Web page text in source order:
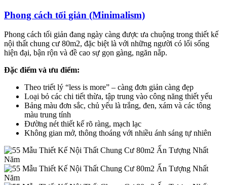
Phong cách tối giản (Minimalism)
Phong cách tối giản đang ngày càng được ưa chuộng trong thiết kế
nội thất chung cư 80m2, đặc biệt là với những người có lối sống
hiện đại, bận rộn và đề cao sự gọn gàng, ngăn nắp.
Đặc điểm và ưu điểm:
Theo triết lý “less is more” – càng đơn giản càng đẹp
Loại bỏ các chi tiết thừa, tập trung vào công năng thiết yếu
Bảng màu đơn sắc, chủ yếu là trắng, đen, xám và các tông
màu trung tính
Đường nét thiết kế rõ ràng, mạch lạc
Không gian mở, thông thoáng với nhiều ánh sáng tự nhiên